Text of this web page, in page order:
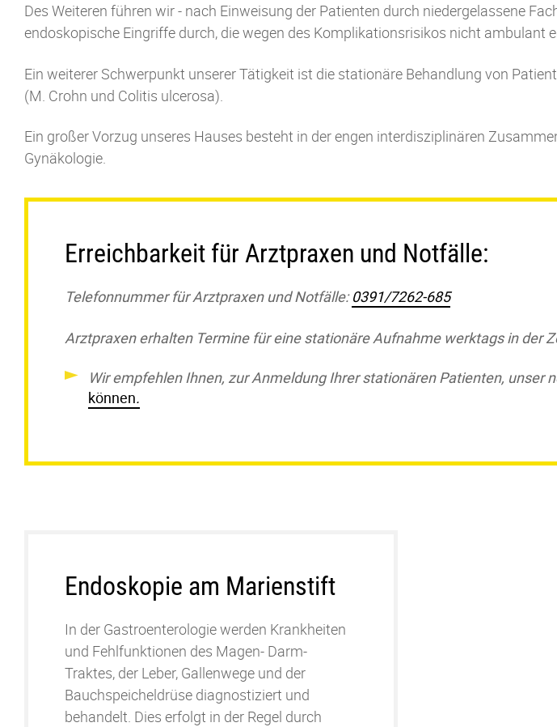
Des Weiteren führen wir- nach Einweisung der Patienten durch niedergelassene
endoskopische Eingriffe durch, die wegen des Komplikationsrisikos nicht ambulant
Ein weiterer Schwerpunkt unserer Tätigkeit ist die stationäre Behandlung von
(M. Crohn und Colitis ulcerosa)
Ein großer Vorzug unseres Hauses besteht in der engen interdisziplinären
Gynäkologie.
Erreichbarkeit für Arztpraxen und Notfälle:
Telefonnummer für Arztpraxen und Notfälle:0391/7262-685
Arztpraxen erhalten Termine für eine stationäre Aufnahme werktags in der
Wir empfehlen Ihnen, zur Anmeldung Ihrer stationären Patienten, unser
können.
Endoskopie am Marienstift
In der Gastroenterologie werden Krankheiten
und Fehlfunktionen des Magen- Darm-
Traktes, der Leber, Gallenwege und der
Bauchspeicheldrüse diagnostiziert und
behandelt. Dies erfolgt in der Regel durch